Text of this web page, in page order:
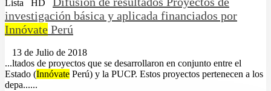
Lista HD
investigación básica y aplicada financiados por
Innóvate Perú
13 de Julio de 2018
...ltados de proyectos que se desarrollaron en conjunto entre el
Estado (Innóvate Perú) y la PUCP. Estos proyectos pertenecen a los
depa......